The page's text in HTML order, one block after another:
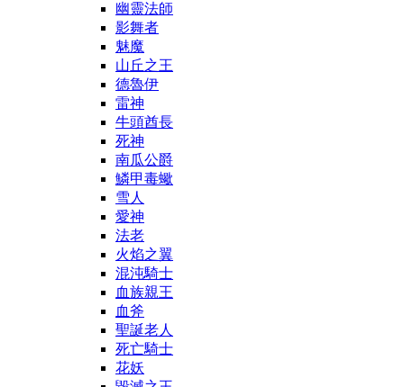
幽靈法師
影舞者
魅魔
山丘之王
德魯伊
雷神
牛頭酋長
死神
南瓜公爵
鱗甲毒蠍
雪人
愛神
法老
火焰之翼
混沌騎士
血族親王
血斧
聖誕老人
死亡騎士
花妖